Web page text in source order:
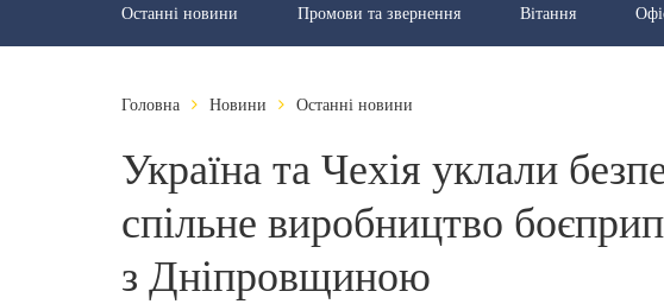
Останні новини Промови та звернення Вiтання
Головна Новини Останні новини
Україна та Чехія уклали
спільне виробництво
з Дніпровщиною